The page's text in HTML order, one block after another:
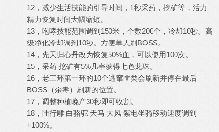
12，减少生活技能的引导时间，1秒采药，挖矿等，活力
精力恢复时间大幅缩短。
13，咆哮技能范围调到150米，个数200个，冷却10秒。高
级净化冷却调到10秒。方便单人刷BOSS。
14，先天归心丹改为恢复50%血，可以使用100次。
15，采药 挖矿有5%几率获得七色龙珠。
16，老三环第一环的10个逃窜匪类会刷新并停在最后
BOSS（余毒）刷新的位置。
17，调整种植晚产30秒即可收割。
18，陆行雕 白骆驼 天马 大风 紫电坐骑移动速度调到
+100%。